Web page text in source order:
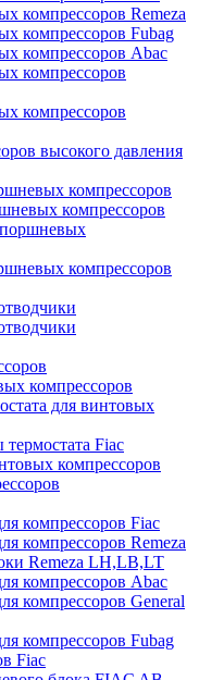
компрессоров Remeza
компрессоров Fubag
компрессоров Abac
компрессоров
компрессоров
высокого давления
компрессоров
компрессоров
компрессоров
компрессоров
для винтовых
Fiac
компрессоров
компрессоров Fiac
компрессоров Remeza
Remeza LH,LB,LT
компрессоров Abac
компрессоров General
компрессоров Fubag
Fiac